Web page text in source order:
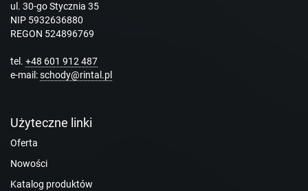
ul. 30-go Stycznia 35
NIP 5932636880
REGON 524896769
tel. +48 601 912 487
e-mail:schody@rintal.pl
Użyteczne linki
Oferta
Nowości
Katalog produktów